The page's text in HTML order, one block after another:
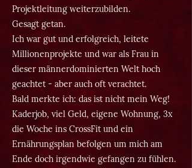
Projektleitung weiterzubilden.
Gesagt getan.
Ich war gut und erfolgreich, leitete
Millionenprojekte und war als Frau in
dieser männerdominierten Welt hoch
geachtet - aber auch oft verachtet.
Bald merkte ich: das ist nicht mein Weg!
Kaderjob, viel Geld, eigene Wohnung, 3x
die Woche ins CrossFit und ein
Ernährungsplan befolgen um mich am
Ende doch irgendwie gefangen zu fühlen.